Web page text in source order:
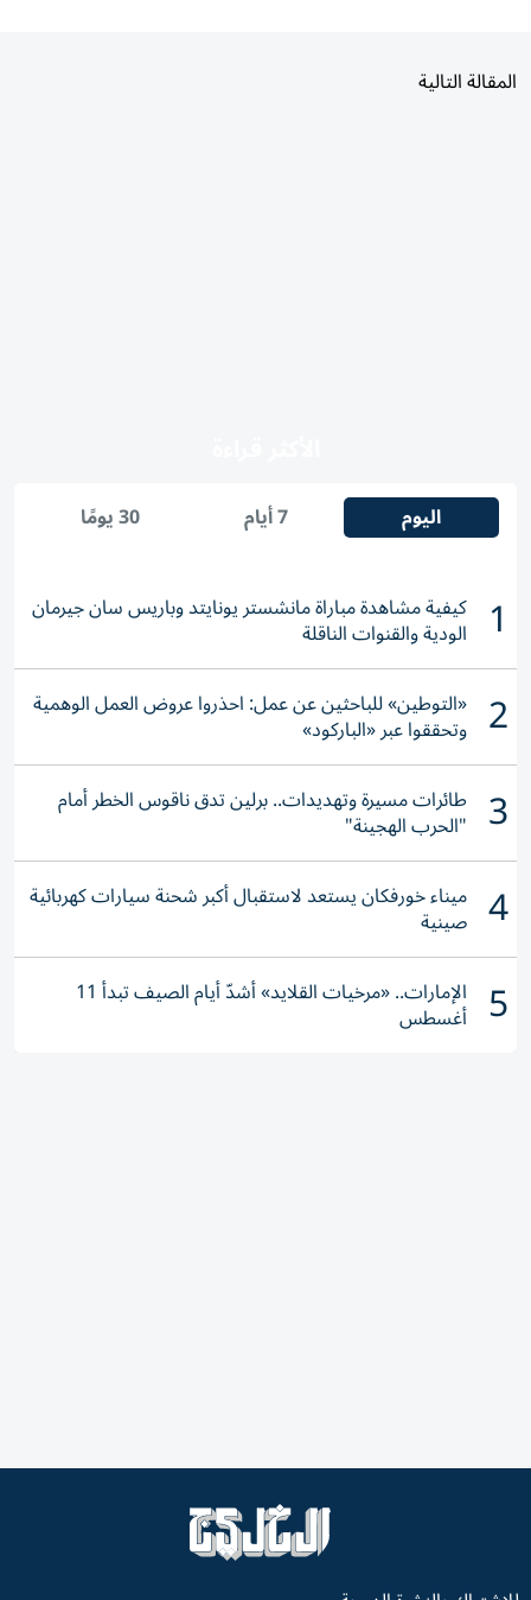
المقالة التالية
اليوم 7 أيام 30 يومًا
1 كيفية مشاهدة مباراة مانشستر يونايتد وباريس سان جيرمان
الودية والقنوات الناقلة
2 «التوطين» للباحثين عن عمل: احذروا عروض العمل الوهمية
وتحققوا عبر «الباركود»
3 طائرات مسيرة وتهديدات.. برلين تدق ناقوس الخطر أمام
"الحرب الهجينة"
4 ميناء خورفكان يستعد لاستقبال أكبر شحنة سيارات كهربائية
صينية
5 الإمارات.. «مرخيات القلايد» أشدّ أيام الصيف تبدأ 11
أغسطس